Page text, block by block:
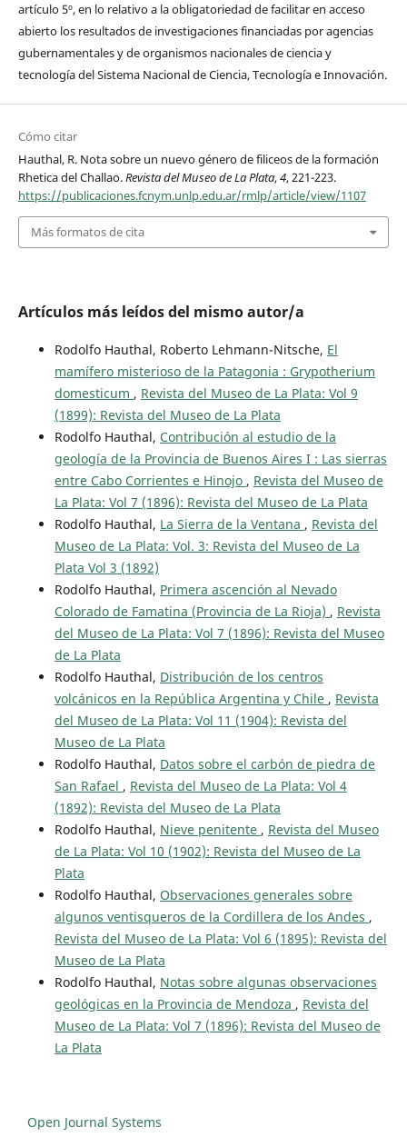
artículo 5º, en lo relativo a la obligatoriedad de facilitar en acceso
abierto los resultados de investigaciones financiadas por agencias
gubernamentales y de organismos nacionales de ciencia y
tecnología del Sistema Nacional de Ciencia, Tecnología e Innovación.
Cómo citar
Hauthal, R. Nota sobre un nuevo género de filiceos de la formación
Rhetica del Challao.Revista del Museo de La Plata,4, 221-223.
https://publicaciones.fcnym.unlp.edu.ar/rmlp/article/view/1107
Más formatos de cita
Artículos más leídos del mismo autor/a
Rodolfo Hauthal, Roberto Lehmann-Nitsche, El
mamífero misterioso de la Patagonia : Grypotherium
domesticum , Revista del Museo de La Plata: Vol 9
(1899): Revista del Museo de La Plata
Rodolfo Hauthal, Contribución al estudio de la
geología de la Provincia de Buenos Aires I : Las sierras
entre Cabo Corrientes e Hinojo , Revista del Museo de
La Plata: Vol 7 (1896): Revista del Museo de La Plata
Rodolfo Hauthal, La Sierra de la Ventana , Revista del
Museo de La Plata: Vol. 3: Revista del Museo de La
Plata Vol 3 (1892)
Rodolfo Hauthal, Primera ascención al Nevado
Colorado de Famatina (Provincia de La Rioja) , Revista
del Museo de La Plata: Vol 7 (1896): Revista del Museo
de La Plata
Rodolfo Hauthal, Distribución de los centros
volcánicos en la República Argentina y Chile , Revista
del Museo de La Plata: Vol 11 (1904): Revista del
Museo de La Plata
Rodolfo Hauthal, Datos sobre el carbón de piedra de
San Rafael , Revista del Museo de La Plata: Vol 4
(1892): Revista del Museo de La Plata
Rodolfo Hauthal, Nieve penitente , Revista del Museo
de La Plata: Vol 10 (1902): Revista del Museo de La
Plata
Rodolfo Hauthal, Observaciones generales sobre
algunos ventisqueros de la Cordillera de los Andes ,
Revista del Museo de La Plata: Vol 6 (1895): Revista del
Museo de La Plata
Rodolfo Hauthal, Notas sobre algunas observaciones
geológicas en la Provincia de Mendoza , Revista del
Museo de La Plata: Vol 7 (1896): Revista del Museo de
La Plata
Open Journal Systems